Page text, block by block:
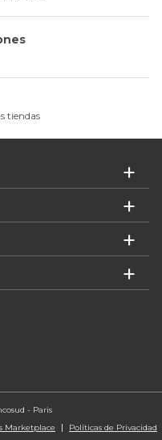
tiendas
- Paris
Marketplace Políticas de Privacidad